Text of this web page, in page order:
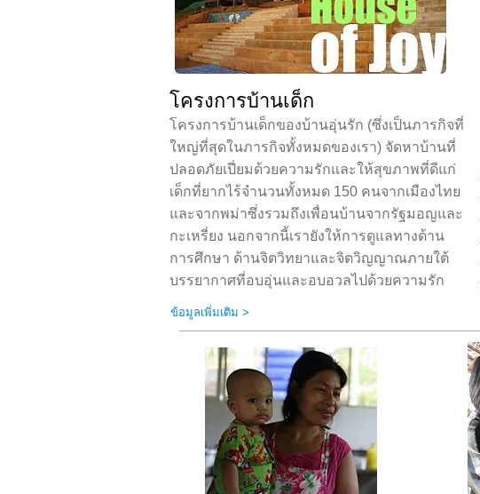
ข้อมูลเพิ่มเติม >
โครงการบ้านเด็ก
โครงการบ้านเด็กของบ้านอุ่นรัก (ซึ่งเป็นภารกิจที่
ใหญ่ที่สุดในภารกิจทั้งหมดของเรา) จัดหาบ้านที่
ปลอดภัยเปี่ยมด้วยความรักและให้สุขภาพที่ดีแก่
เด็กที่ยากไร้จำนวนทั้งหมด 150 คนจากเมืองไทย
และจากพม่าซึ่งรวมถึงเพื่อนบ้านจากรัฐมอญและ
กะเหรี่ยง นอกจากนี้เรายังให้การดูแลทางด้าน
การศึกษา ด้านจิตวิทยาและจิตวิญญาณภายใต้
บรรยากาศที่อบอุ่นและอบอวลไปด้วยความรัก